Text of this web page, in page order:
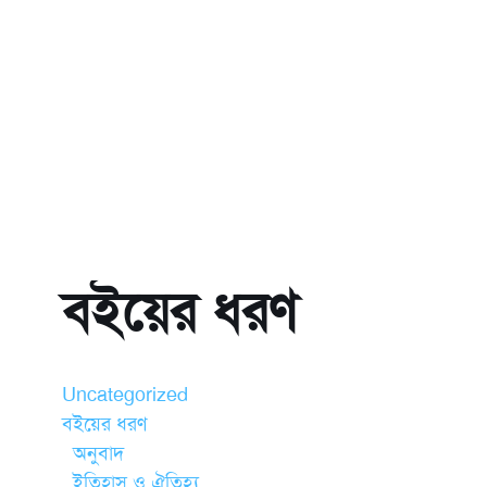
বইয়ের ধরণ
Uncategorized
বইয়ের ধরণ
অনুবাদ